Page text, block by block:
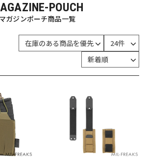
POUCH
マガジンポーチ商品一覧